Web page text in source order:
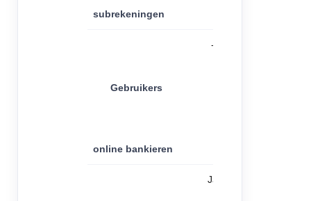
subrekeningen
Gebruikers
online bankieren
-
Ja